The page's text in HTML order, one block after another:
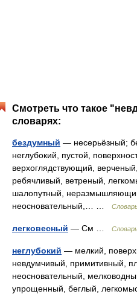
Смотреть что такое
словарях:
бездумный — несерьёзный;
неглубокий, пустой,
верхоглядствующий,
ребячливый, ветреный,
шалопутный,
неосновательный,… …
легковесный — См …
неглубокий — мелкий,
невдумчивый, примитивный,
неосновательный,
упрощенный, беглый,